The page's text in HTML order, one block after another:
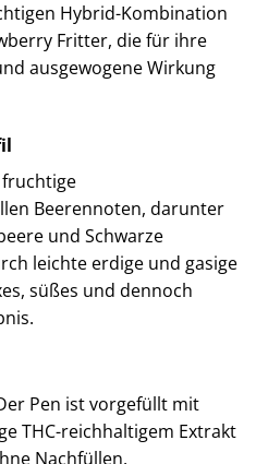
Hybrid-Kombination
Fritter, die für ihre
ausgewogene Wirkung
Beerennoten, darunter
und Schwarze
leichte erdige und gasige
süßes und dennoch
Pen ist vorgefüllt mit
THC-reichhaltigem Extrakt
Nachfüllen.